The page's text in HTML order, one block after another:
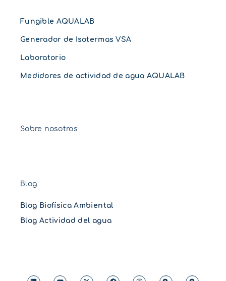
Fungible AQUALAB
Generador de Isotermas VSA
Laboratorio
Medidores de actividad de agua AQUALAB
Sobre nosotros
Blog
Blog Biofísica Ambiental
Blog Actividad del agua